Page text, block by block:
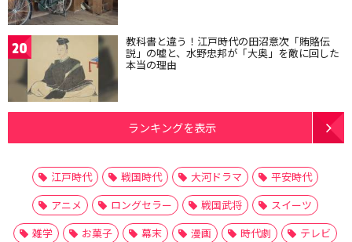
20 教科書と違う！江戸時代の田沼意次「賄賂伝
説」の嘘と、水野忠邦が「大奥」を敵に回した
本当の理由
ランキングを表示
江戸時代 戦国時代 大河ドラマ
平安時代
アニメ
ロングセラー 戦国武将
スイーツ
雑学
お菓子 幕末 漫画 時代劇
テレビ